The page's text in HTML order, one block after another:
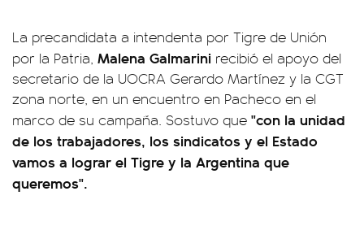
La precandidata a intendenta por Tigre de Unión
por la Patria, Malena Galmarini recibió el apoyo del
secretario de la UOCRA Gerardo Martínez y la CGT
zona norte, en un encuentro en Pacheco en el
marco de su campaña. Sostuvo que "con la unidad
de los trabajadores, los sindicatos y el Estado
vamos a lograr el Tigre y la Argentina que
queremos".